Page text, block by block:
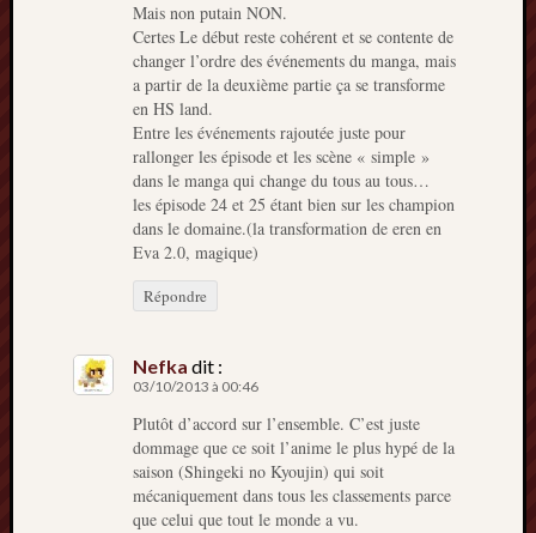
Mais non putain NON.
Certes Le début reste cohérent et se contente de
changer l’ordre des événements du manga, mais
a partir de la deuxième partie ça se transforme
en HS land.
Entre les événements rajoutée juste pour
rallonger les épisode et les scène « simple »
dans le manga qui change du tous au tous…
les épisode 24 et 25 étant bien sur les champion
dans le domaine.(la transformation de eren en
Eva 2.0, magique)
Répondre
Nefka dit :
03/10/2013 à 00:46
Plutôt d’accord sur l’ensemble. C’est juste
dommage que ce soit l’anime le plus hypé de la
saison (Shingeki no Kyoujin) qui soit
mécaniquement dans tous les classements parce
que celui que tout le monde a vu.